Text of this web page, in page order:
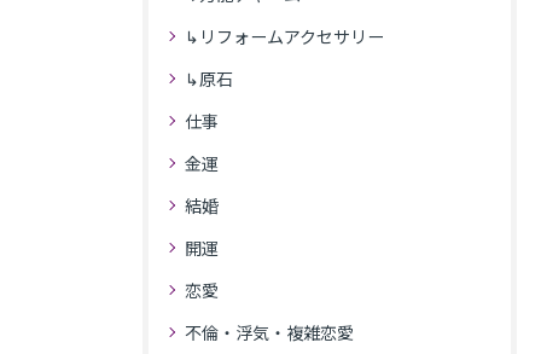
↳リフォームアクセサリー
↳原石
仕事
金運
結婚
開運
恋愛
不倫・浮気・複雑恋愛